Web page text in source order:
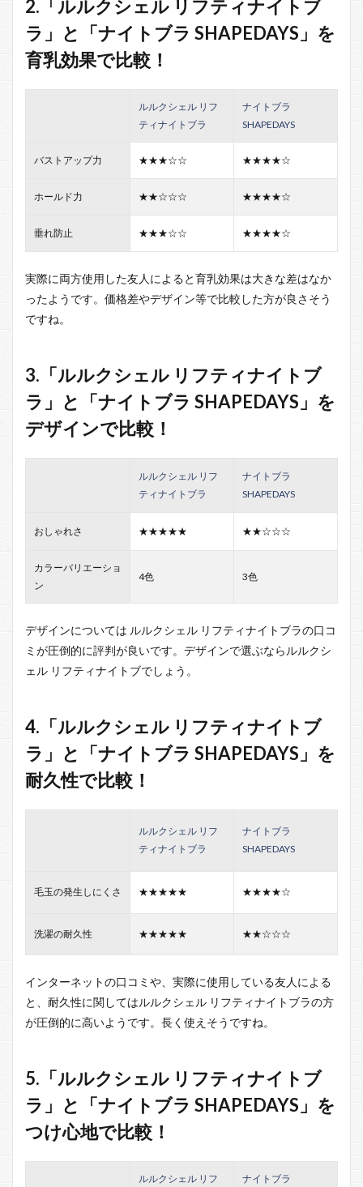
2.「ルルクシェル リフティナイトブ
ラ」と「ナイトブラ SHAPEDAYS」を
育乳効果で比較！
ルルクシェル リフ
ティナイトブラ
ナイトブラ
SHAPEDAYS
バストアップ力 ★★★☆☆ ★★★★☆
ホールド力 ★★☆☆☆ ★★★★☆
垂れ防止 ★★★☆☆ ★★★★☆
実際に両方使用した友人によると育乳効果は大きな差はなか
ったようです。価格差やデザイン等で比較した方が良さそう
ですね。
3.「ルルクシェル リフティナイトブ
ラ」と「ナイトブラ SHAPEDAYS」を
デザインで比較！
ルルクシェル リフ
ティナイトブラ
ナイトブラ
SHAPEDAYS
おしゃれさ ★★★★★ ★★☆☆☆
カラーバリエーショ
ン
4色 3色
デザインについては ルルクシェル リフティナイトブラの口コ
ミが圧倒的に評判が良いです。デザインで選ぶならルルクシ
ェル リフティナイトブでしょう。
4.「ルルクシェル リフティナイトブ
ラ」と「ナイトブラ SHAPEDAYS」を
耐久性で比較！
ルルクシェル リフ
ティナイトブラ
ナイトブラ
SHAPEDAYS
毛玉の発生しにくさ ★★★★★ ★★★★☆
洗濯の耐久性 ★★★★★ ★★☆☆☆
インターネットの口コミや、実際に使用している友人による
と、耐久性に関してはルルクシェル リフティナイトブラの方
が圧倒的に高いようです。長く使えそうですね。
5.「ルルクシェル リフティナイトブ
ラ」と「ナイトブラ SHAPEDAYS」を
つけ心地で比較！
ルルクシェル リフ
ナイトブラ